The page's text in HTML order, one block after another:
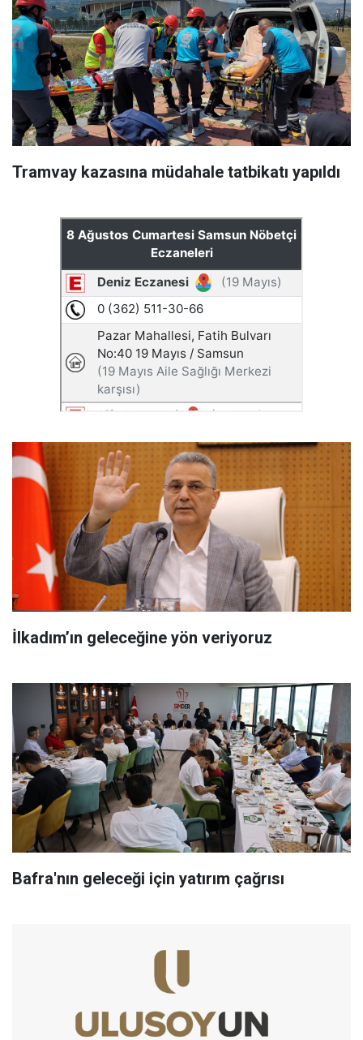
Tramvay kazasına müdahale tatbikatı yapıldı
İlkadım’ın geleceğine yön veriyoruz
Bafra'nın geleceği için yatırım çağrısı